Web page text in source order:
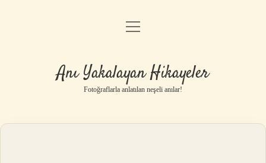
Anasayfa
Yasal Uyarı
menüyü
Anı Yakalayan Hikayeler
Fotoğraflarla anlatılan neşeli anılar!